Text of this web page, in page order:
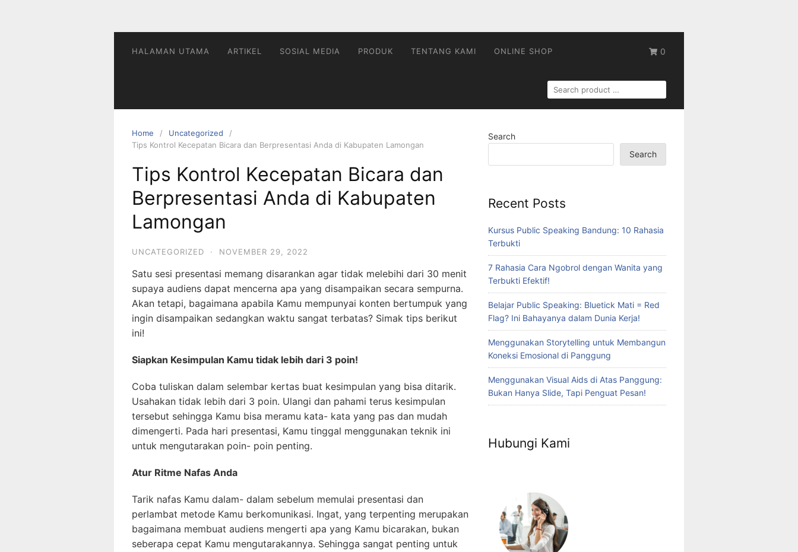
0
HALAMAN UTAMA ARTIKEL SOSIAL MEDIA PRODUK TENTANG KAMI ONLINE SHOP
SEARCH
FOR:
Home
Uncategorized
Tips Kontrol Kecepatan Bicara dan Berpresentasi Anda di Kabupaten Lamongan
Tips Kontrol Kecepatan Bicara dan
Berpresentasi Anda di Kabupaten
Lamongan
UNCATEGORIZED · NOVEMBER 29, 2022
Satu sesi presentasi memang disarankan agar tidak melebihi dari 30 menit
supaya audiens dapat mencerna apa yang disampaikan secara sempurna.
Akan tetapi, bagaimana apabila Kamu mempunyai konten bertumpuk yang
ingin disampaikan sedangkan waktu sangat terbatas? Simak tips berikut
ini!
Siapkan Kesimpulan Kamu tidak lebih dari 3 poin!
Coba tuliskan dalam selembar kertas buat kesimpulan yang bisa ditarik.
Usahakan tidak lebih dari 3 poin. Ulangi dan pahami terus kesimpulan
tersebut sehingga Kamu bisa meramu kata- kata yang pas dan mudah
dimengerti. Pada hari presentasi, Kamu tinggal menggunakan teknik ini
untuk mengutarakan poin- poin penting.
Atur Ritme Nafas Anda
Tarik nafas Kamu dalam- dalam sebelum memulai presentasi dan
perlambat metode Kamu berkomunikasi. Ingat, yang terpenting merupakan
bagaimana membuat audiens mengerti apa yang Kamu bicarakan, bukan
seberapa cepat Kamu mengutarakannya. Sehingga sangat penting untuk
Search
Search
Recent Posts
Kursus Public Speaking Bandung: 10 Rahasia
Terbukti
7 Rahasia Cara Ngobrol dengan Wanita yang
Terbukti Efektif!
Belajar Public Speaking: Bluetick Mati = Red
Flag? Ini Bahayanya dalam Dunia Kerja!
Menggunakan Storytelling untuk Membangun
Koneksi Emosional di Panggung
Menggunakan Visual Aids di Atas Panggung:
Bukan Hanya Slide, Tapi Penguat Pesan!
Hubungi Kami